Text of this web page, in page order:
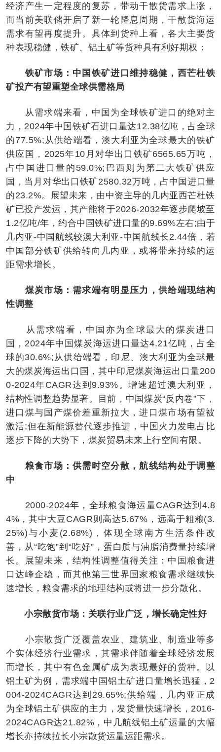
经济产生一定程度的复苏，带动干散货需求上涨，
而当前美联储开启了新一轮降息周期，干散货海运
需求有望再度提升。具体到货种上看，各大主要货
种表现稳健，铁矿、铝土矿等货种具有利好期权：
铁矿市场：中国铁矿进口维持稳健，西芒杜铁
矿投产有望重塑全球供需格局
从需求端来看，中国为全球铁矿进口的绝对主
力，2024年中国铁矿石进口量达12.38亿吨，占全球
的77.5%;从供给端看，澳大利亚为全球最大的铁矿
供应国，2025年10月对华出口铁矿6565.65万吨，
占中国进口量的59.0%;巴西则为第二大铁矿供应
国，当月对华出口铁矿2580.32万吨，占中国进口量
的23.2%。展望未来，由中资主导的几内亚西芒杜铁
矿已投产发运，其产能将于2026-2032年逐步爬坡至
1.2亿吨/年，约合中国铁矿进口量的9.69%左右;由于
几内亚-中国航线较澳大利亚-中国航线长2.44倍，若
中国部分铁矿供给转向几内亚，或将带来持续的运
距需求增长。
煤炭市场：需求端有明显压力，供给端现结构
性调整
从需求端看，中国亦为全球最大的煤炭进口
国，2024年中国煤炭海运进口量达4.21亿吨，占全
球的30.6%;从供给端看，印尼、澳大利亚为全球最
大的煤炭海运出口国，其中印尼煤炭海运出口量200
0-2024年CAGR达到9.93%。增速超过澳大利亚，
结构性调整趋势显著。目前，中国煤炭“反内卷”下，
进口煤与国产煤价差重新拉大，进口煤市场有望被
激活;但在新能源替代逐步推进，中国火力发电占比
逐步下降的大势下，煤炭贸易未来上行空间有限。
粮食市场：供需时空分散，航线结构处于调整
中
2000-2024年，全球粮食海运量CAGR达到4.8
4%，其中大豆CAGR则高达5.67%，远高于粗粮(3.
25%)与小麦(2.68%)，体现全球南方生活条件改
善，从“吃饱”到“吃好”，蛋白质与油脂消费量持续增
长。展望未来，结构性调整值得关注：中国粮食进
口达峰企稳，而其他第三世界国家粮食需求继续快
速增长，粮食需求的地理结构或将进一步分散化。
小宗散货市场：关联行业广泛，增长确定性好
小宗散货广泛覆盖农业、建筑业、制造业等多
个实体经济行业需求，其需求伴随着全球经济发展
而增长，其中有色金属矿成为表现最好的货种。以
铝土矿为例，需求端中国铝土矿进口量增长迅猛，2
004-2024CAGR达到29.65%;供给端，几内亚正成
为全球铝土矿供应的主力，发货量快速增长，2016-
2024CAGR达21.82%，中几航线铝土矿运量的大幅
增长亦持续拉长小宗散货运量运距需求。